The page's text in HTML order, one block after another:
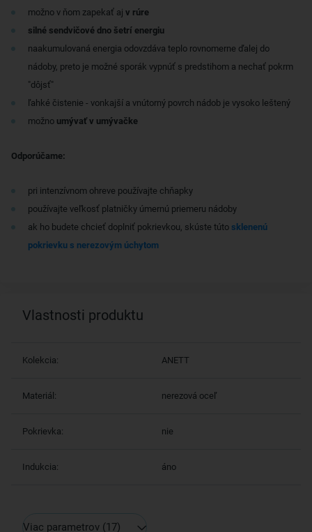
možno v ňom zapekať aj v rúre
silné sendvičové dno šetrí energiu
naakumulovaná energia odovzdáva teplo rovnomerne ďalej do
nádoby, preto je možné sporák vypnúť s predstihom a nechať pokrm
"dôjsť"
ľahké čistenie - vonkajší a vnútorný povrch nádob je vysoko leštený
možno umývať v umývačke
Odporúčame:
pri intenzívnom ohreve používajte chňapky
používajte veľkosť platničky úmernú priemeru nádoby
ak ho budete chcieť doplniť pokrievkou, skúste túto sklenenú
pokrievku s nerezovým úchytom
Vlastnosti produktu
Kolekcia: ANETT
Materiál: nerezová oceľ
Pokrievka: nie
Indukcia: áno
Viac parametrov (17)